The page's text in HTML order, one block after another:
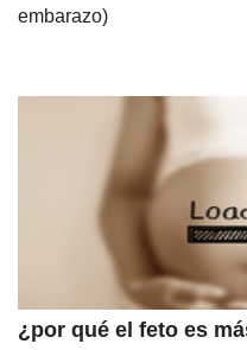
embarazo)
¿por qué el feto es